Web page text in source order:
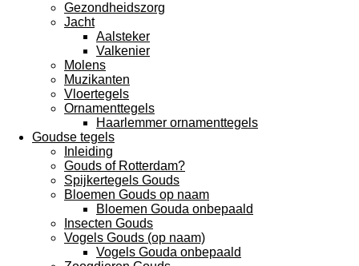
Gezondheidszorg
Jacht
Aalsteker
Valkenier
Molens
Muzikanten
Vloertegels
Ornamenttegels
Haarlemmer ornamenttegels
Goudse tegels
Inleiding
Gouds of Rotterdam?
Spijkertegels Gouds
Bloemen Gouds op naam
Bloemen Gouda onbepaald
Insecten Gouds
Vogels Gouds (op naam)
Vogels Gouda onbepaald